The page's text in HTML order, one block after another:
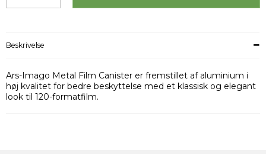
Beskrivelse
Ars-Imago Metal Film Canister er fremstillet af aluminium i
høj kvalitet for bedre beskyttelse med et klassisk og elegant
look til 120-formatfilm.